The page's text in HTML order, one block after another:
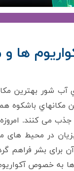
ها و
آب شور بهترين
مکانهاي باشکوه
می کنند.
در محیط های
برای بشر فراهم
ها به خصوص